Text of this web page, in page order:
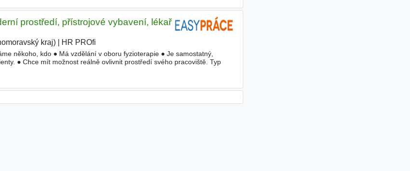
prostředí, přístrojové vybavení, lékař
kraj) HR PROfi
někoho, kdo ● Má vzdělání v oboru fyzioterapie ● Je samostatný,
● Chce mít možnost reálně ovlivnit prostředí svého pracoviště. Typ